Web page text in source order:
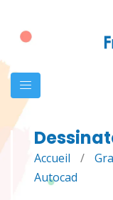
Accueil /
Autocad